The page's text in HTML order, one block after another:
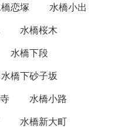
恋塚
水橋小出
水橋桜木
水橋下段
水橋下砂子坂
水橋小路
水橋新大町